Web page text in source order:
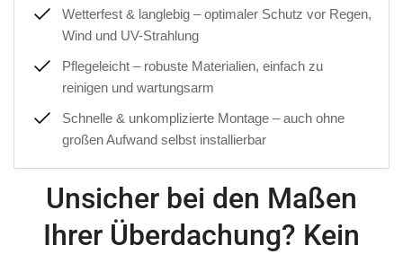
Wetterfest & langlebig – optimaler Schutz vor Regen,
Wind und UV-Strahlung
Pflegeleicht – robuste Materialien, einfach zu
reinigen und wartungsarm
Schnelle & unkomplizierte Montage – auch ohne
großen Aufwand selbst installierbar
Unsicher bei den Maßen
Ihrer Überdachung? Kein